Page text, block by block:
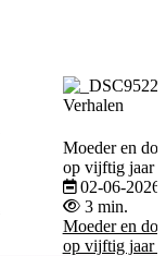
Verhalen
Moeder en
op vijftig jaar
02-06-2026
3 min.
Moeder en
op vijftig jaar